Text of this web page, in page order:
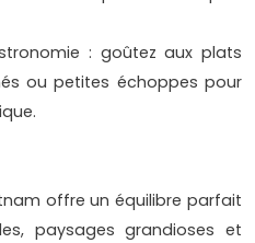
: goûtez aux plats
ou petites échoppes pour
offre un équilibre parfait
paysages grandioses et